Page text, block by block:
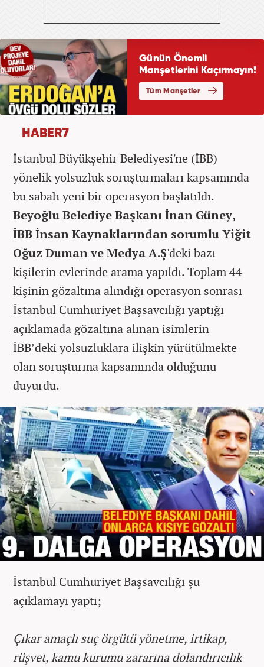
HABER7
İstanbul Büyükşehir Belediyesi'ne (İBB)
yönelik yolsuzluk soruşturmaları kapsamında
bu sabah yeni bir operasyon başlatıldı.
Beyoğlu Belediye Başkanı İnan Güney,
İBB İnsan Kaynaklarından sorumlu Yiğit
Oğuz Duman ve Medya A.Ş'deki bazı
kişilerin evlerinde arama yapıldı. Toplam 44
kişinin gözaltına alındığı operasyon sonrası
İstanbul Cumhuriyet Başsavcılığı yaptığı
açıklamada gözaltına alınan isimlerin
İBB’deki yolsuzluklara ilişkin yürütülmekte
olan soruşturma kapsamında olduğunu
duyurdu.
İstanbul Cumhuriyet Başsavcılığı şu
açıklamayı yaptı;
Çıkar amaçlı suç örgütü yönetme, irtikap,
rüşvet, kamu kurumu zararına dolandırıcılık